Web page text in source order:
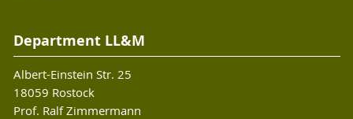
RAALI – Roadmap Ambient Assisted Living
Interoperabilität (BMBF)
»Webseite
Department LL&M
Albert-Einstein Str. 25
18059 Rostock
Prof. Ralf Zimmermann